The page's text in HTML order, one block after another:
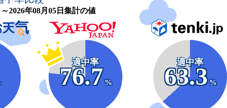
2026年08月05日集計の値
適中率
76.7
%
適中率
63.3
%